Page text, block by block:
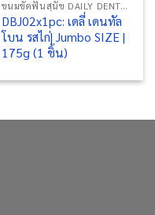
ขนมขัดฟันสุนัข DAILY DENTAL BONE
DBJ02x1pc: เดลี่ เดนทัล
โบน รสไก่| Jumbo SIZE |
175g (1 ชิ้น)